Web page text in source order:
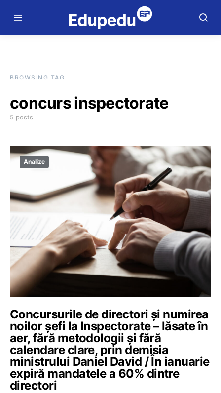
BROWSING TAG
concurs inspectorate
5 posts
Analize
Concursurile de directori și numirea
noilor șefi la Inspectorate – lăsate în
aer, fără metodologii și fără
calendare clare, prin demisia
ministrului Daniel David / În ianuarie
expiră mandatele a 60% dintre
directori